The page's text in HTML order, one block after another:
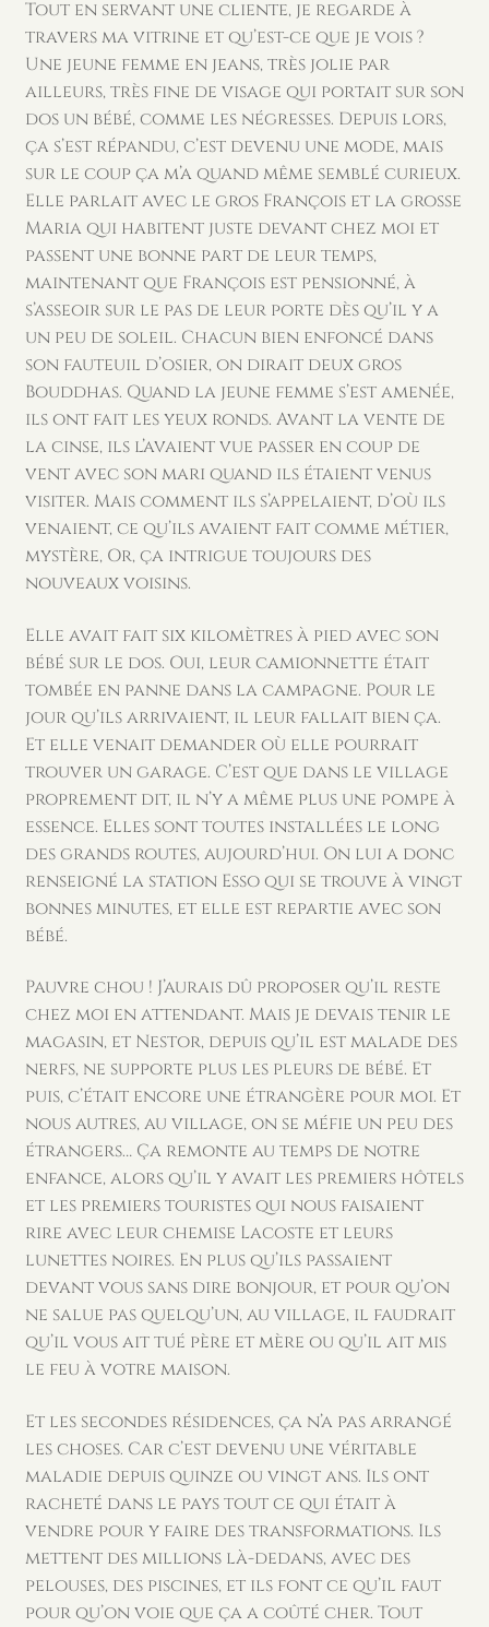
Tout en servant une cliente, je regarde à
travers ma vitrine et qu’est-ce que je vois ?
Une jeune femme en jeans, très jolie par
ailleurs, très fine de visage qui portait sur son
dos un bébé, comme les négresses. Depuis lors,
ça s’est répandu, c’est devenu une mode, mais
sur le coup ça m’a quand même semblé curieux.
Elle parlait avec le gros François et la grosse
Maria qui habitent juste devant chez moi et
passent une bonne part de leur temps,
maintenant que François est pensionné, à
s’asseoir sur le pas de leur porte dès qu’il y a
un peu de soleil. Chacun bien enfoncé dans
son fauteuil d’osier, on dirait deux gros
Bouddhas. Quand la jeune femme s’est amenée,
ils ont fait les yeux ronds. Avant la vente de
la cinse, ils l’avaient vue passer en coup de
vent avec son mari quand ils étaient venus
visiter. Mais comment ils s’appelaient, d’où ils
venaient, ce qu’ils avaient fait comme métier,
mystère, Or, ça intrigue toujours des
nouveaux voisins.
Elle avait fait six kilomètres à pied avec son
bébé sur le dos. Oui, leur camionnette était
tombée en panne dans la campagne. Pour le
jour qu’ils arrivaient, il leur fallait bien ça.
Et elle venait demander où elle pourrait
trouver un garage. C’est que dans le village
proprement dit, il n’y a même plus une pompe à
essence. Elles sont toutes installées le long
des grands routes, aujourd’hui. On lui a donc
renseigné la station Esso qui se trouve à vingt
bonnes minutes, et elle est repartie avec son
bébé.
Pauvre chou ! J’aurais dû proposer qu’il reste
chez moi en attendant. Mais je devais tenir le
magasin, et Nestor, depuis qu’il est malade des
nerfs, ne supporte plus les pleurs de bébé. Et
puis, c’était encore une étrangère pour moi. Et
nous autres, au village, on se méfie un peu des
étrangers… Ça remonte au temps de notre
enfance, alors qu’il y avait les premiers hôtels
et les premiers touristes qui nous faisaient
rire avec leur chemise Lacoste et leurs
lunettes noires. En plus qu’ils passaient
devant vous sans dire bonjour, et pour qu’on
ne salue pas quelqu’un, au village, il faudrait
qu’il vous ait tué père et mère ou qu’il ait mis
le feu à votre maison.
Et les secondes résidences, ça n’a pas arrangé
les choses. Car c’est devenu une véritable
maladie depuis quinze ou vingt ans. Ils ont
racheté dans le pays tout ce qui était à
vendre pour y faire des transformations. Ils
mettent des millions là-dedans, avec des
pelouses, des piscines, et ils font ce qu’il faut
pour qu’on voie que ça a coûté cher. Tout